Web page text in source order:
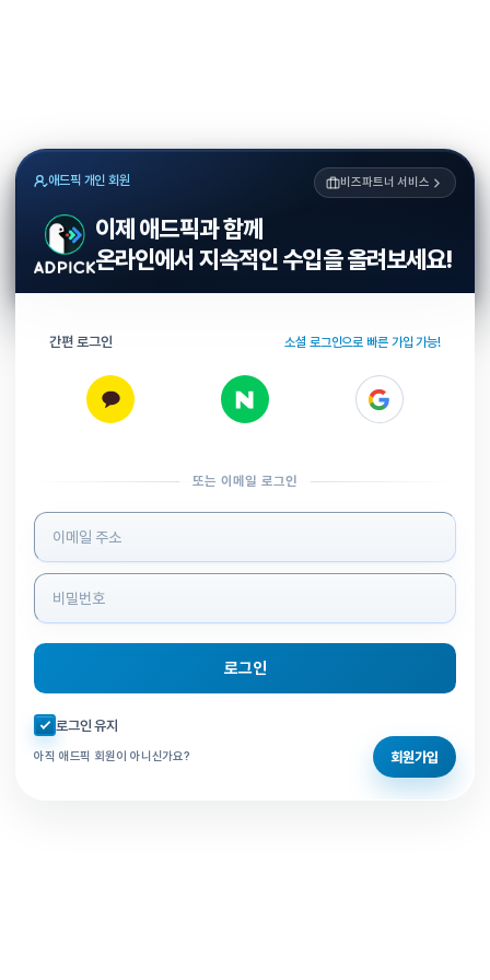
애드픽 개인 회원 비즈파트너 서비스
이제 애드픽과 함께
온라인에서 지속적인 수입을 올려보세요!
간편 로그인 소셜 로그인으로 빠른 가입 가능!
또는 이메일 로그인
로그인 정보 입력
로그인
자동로그인 체크
로그인 유지
아직 애드픽 회원이 아니신가요? 회원가입